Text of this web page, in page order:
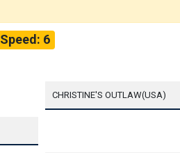
Speed: 6
CHRISTINE'S OUTLAW(USA)